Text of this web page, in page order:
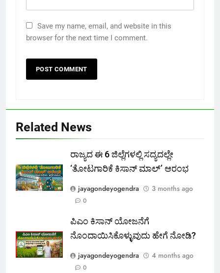
Save my name, email, and website in this
browser for the next time I comment.
Related News
ರಾಜ್ಯದ ಈ 6 ಜಿಲ್ಲೆಗಳಲ್ಲಿ ಸದ್ಯದಲ್ಲೇ
‘ತೋಟಗಾರಿಕೆ ಕಿಸಾನ್ ಮಾಲ್‌’ ಆರಂಭ
jayagondeyogendra
3 months ago
0
ಪಿಎಂ ಕಿಸಾನ್ ಯೋಜನೆಗೆ
ನೊಂದಾಯಿಸಿಕೊಳ್ಳುವುದು ಹೇಗೆ ನೋಡಿ?
jayagondeyogendra
4 months ago
0